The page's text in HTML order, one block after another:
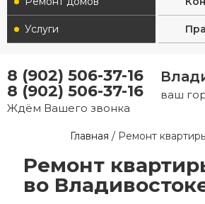
Услуги
8 (902) 506-37-16
8 (902) 506-37-16
Ждём Вашего звонка
ваш
Главная / Ремонт
Ремонт
во